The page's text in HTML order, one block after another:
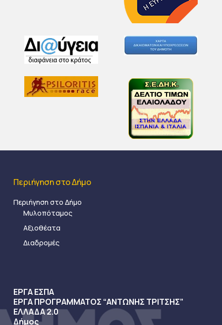
Περιήγηση στο Δήμο
Περιήγηση στο Δήμο
Μυλοπόταμος
Αξιοθέατα
Διαδρομές
ΕΡΓΑ ΕΣΠΑ
ΕΡΓΑ ΠΡΟΓΡΑΜΜΑΤΟΣ “ΑΝΤΩΝΗΣ ΤΡΙΤΣΗΣ”
ΕΛΛΑΔΑ 2.0
Δήμος